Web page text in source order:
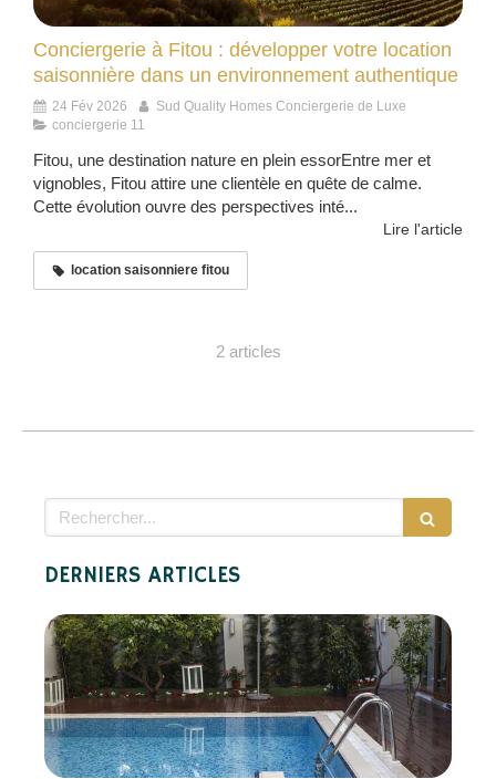
Conciergerie à Fitou : développer votre location
saisonnière dans un environnement authentique
24 Fév 2026
Sud Quality Homes Conciergerie de Luxe
conciergerie 11
Fitou, une destination nature en plein essorEntre mer et
vignobles, Fitou attire une clientèle en quête de calme.
Cette évolution ouvre des perspectives inté...
Lire l'article
location saisonniere fitou
2 articles
Rechercher
DERNIERS ARTICLES